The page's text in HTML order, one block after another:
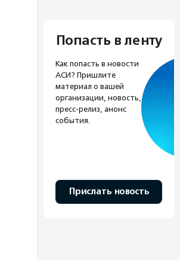
Попасть в ленту
Как попасть в новости
АСИ? Пришлите
материал о вашей
организации, новость,
пресс-релиз, анонс
события.
Прислать новость